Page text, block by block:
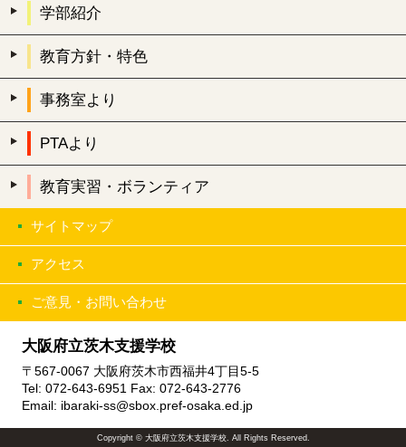
学部紹介
教育方針・特色
事務室より
PTAより
教育実習・ボランティア
サイトマップ
アクセス
ご意見・お問い合わせ
大阪府立茨木支援学校
〒567-0067 大阪府茨木市西福井4丁目5-5
Tel: 072-643-6951 Fax: 072-643-2776
Email: ibaraki-ss@sbox.pref-osaka.ed.jp
Copyright © 大阪府立茨木支援学校. All Rights Reserved.